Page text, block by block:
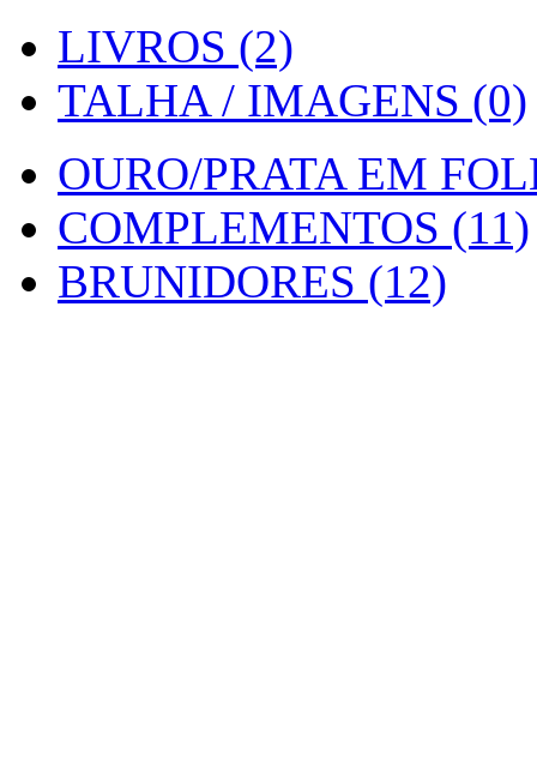
LIVROS (2)
TALHA / IMAGENS (0)
OURO/PRATA EM
COMPLEMENTOS (11)
BRUNIDORES (12)